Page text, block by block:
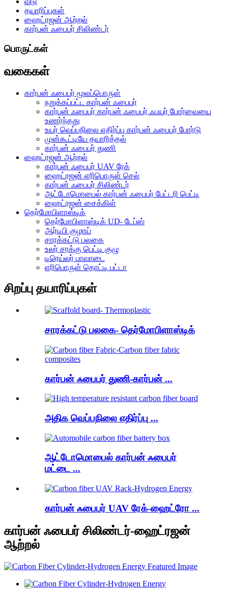
தயாரிப்புகள்
ஹைட்ரஜன் ஆற்றல்
கார்பன் ஃபைபர் சிலிண்டர்
பொருட்கள்
வகைகள்
கார்பன் ஃபைபர் மூலப்பொருள்
நறுக்கப்பட்ட கார்பன் ஃபைபர்
கார்பன் ஃபைபர் கார்பன் ஃபைபர் ஃபயர் போர்வையை
உணர்ந்தது
உயர் வெப்பநிலை எதிர்ப்பு கார்பன் ஃபைபர் போர்டு
முன்கூட்டியே தயாரித்தல்
கார்பன் ஃபைபர் துணி
ஹைட்ரஜன் ஆற்றல்
கார்பன் ஃபைபர் UAV ரேக்
ஹைட்ரஜன் எரிபொருள் செல்
கார்பன் ஃபைபர் சிலிண்டர்
ஆட்டோமொபைல் கார்பன் ஃபைபர் பேட்டரி பெட்டி
ஹைட்ரஜன் சைக்கிள்
தெர்மோபிளாஸ்டிக்
தெர்மோபிளாஸ்டிக் UD- டேப்ஸ்
ஆர்டிபி குழாய்
சாரக்கட்டு பலகை
உலர் சரக்கு பெட்டி குழு
டிரெய்லர் பாவாடை
எரிபொருள் தொட்டி பட்டா
சிறப்பு தயாரிப்புகள்
சாரக்கட்டு பலகை- தெர்மோபிளாஸ்டிக்
கார்பன் ஃபைபர் துணி-கார்பன் ...
அதிக வெப்பநிலை எதிர்ப்பு ...
ஆட்டோமொபைல் கார்பன் ஃபைபர்
மட்டை ...
கார்பன் ஃபைபர் UAV ரேக்-ஹைட்ரோ ...
கார்பன் ஃபைபர் சிலிண்டர்-ஹைட்ரஜன்
ஆற்றல்